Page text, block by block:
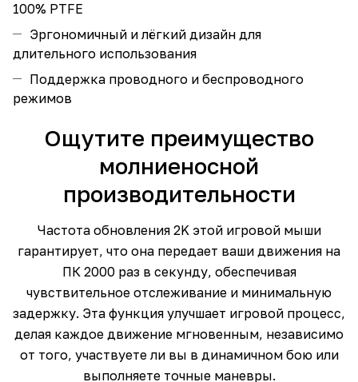
100% PTFE
Эргономичный и лёгкий дизайн для
длительного использования
Поддержка проводного и беспроводного
режимов
Ощутите преимущество
молниеносной
производительности
Частота обновления 2K этой игровой мыши
гарантирует, что она передает ваши движения на
ПК 2000 раз в секунду, обеспечивая
чувствительное отслеживание и минимальную
задержку. Эта функция улучшает игровой процесс,
делая каждое движение мгновенным, независимо
от того, участвуете ли вы в динамичном бою или
выполняете точные маневры.